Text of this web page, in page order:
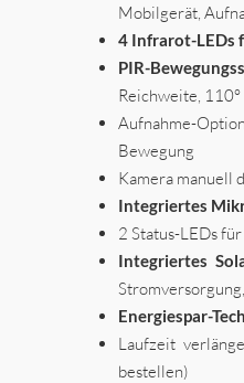
Mobilgerät,
4 Infrarot-LEDs
PIR-
Reichweite,
Aufnahme-
Bewegung
Kamera manuell
Integriertes
2 Status-LEDs
Integriertes
Energiespar-
Laufzeit
bestellen)